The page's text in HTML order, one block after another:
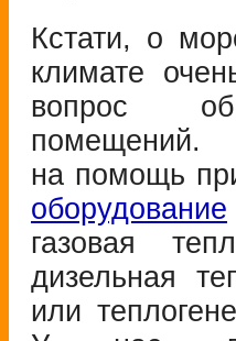
Кстати, о
климате
вопрос
на помощь
оборудование
газовая
дизельная
или